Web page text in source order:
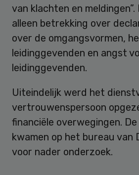
van klachten en
alleen betrekking over
over de omgangsvormen,
leidinggevenden en angst
leidinggevenden.
Uiteindelijk werd het
vertrouwenspersoon
financiële overwegingen.
kwamen op het bureau
voor nader onderzoek.